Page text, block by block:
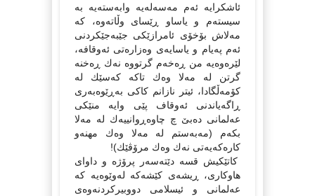
ئاشكرایە ئەم مەسەلەیە وابەستەیە بە
سیستەم و یاساو ڕێسای وڵاتەوە، كە
مەلاش بۆخۆی ئامرازێكی جێبەجێكردنی
ئەم پەیام و یاسایەی وەزارەتی ئەوقافە،
لێرەوەیە من ڕەخەم گرتووە نەك ڕەخنە
گرتن لە مەلا وەك تاكە كەسێك لە
كۆمەڵگادا، ئیتر نازانم كاكی بەڕێوەبەری
ڕاگەیاندنی ئەوقاف پێی وایە منێكی
عەلمانی دەبێ چ چاوەڕوانییەك لە مەلا
بكەم (مەبەستم لە مەلا وەك مهنەو
كارەكەیەتی نەك وەك مرۆڤێك)!
كاتێكیش قسە دێتەسەر پرۆژە و داوای
هاوكاری، ڕیشەی كێشەكە لەوێوەیە كە
عەلمانی و ئیسلامی دووبیركردنەوەی